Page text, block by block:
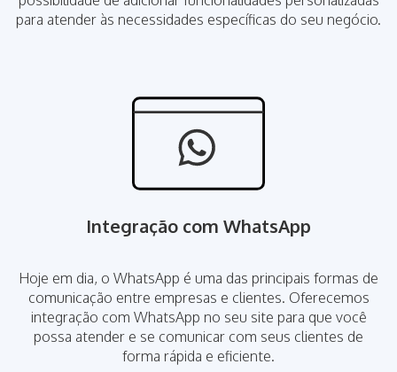
para atender às necessidades específicas do seu negócio.
Integração com WhatsApp
Hoje em dia, o WhatsApp é uma das principais formas de
comunicação entre empresas e clientes. Oferecemos
integração com WhatsApp no seu site para que você
possa atender e se comunicar com seus clientes de
forma rápida e eficiente.